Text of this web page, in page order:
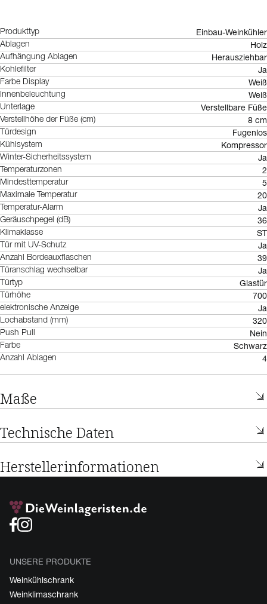
Produkttyp Einbau-Weinkühler
Ablagen Holz
Aufhängung Ablagen Herausziehbar
Kohlefilter Ja
Farbe Display Weiß
Innenbeleuchtung Weiß
Unterlage Verstellbare Füße
Verstellhöhe der Füße (cm) 8 cm
Türdesign Fugenlos
Kühlsystem Kompressor
Winter-Sicherheitssystem Ja
Temperaturzonen 2
Mindesttemperatur 5
Maximale Temperatur 20
Temperatur-Alarm Ja
Geräuschpegel (dB) 36
Klimaklasse ST
Tür mit UV-Schutz Ja
Anzahl Bordeauxflaschen 39
Türanschlag wechselbar Ja
Türtyp Glastür
Türhöhe 700
elektronische Anzeige Ja
Lochabstand (mm) 320
Push Pull Nein
Farbe Schwarz
Anzahl Ablagen 4
Maße
Technische Daten
Herstellerinformationen
UNSERE PRODUKTE
Weinkühlschrank
Weinklimaschrank